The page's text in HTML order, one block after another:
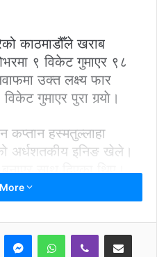
काठमाडौँले खराब
९ विकेट गुमाएर ९८
उक्त लक्ष्य फार
गुमाएर पुरा गर्‍याे।
कप्तान हस्मतुल्लाहा
अर्धशतकीय इनिङ खेले।
साथ दिएका थिए।
काठमाडौँले निर्धारित
रन मात्र बनाउँदा
४५ रन बनाउनु
MessengerWhatsAppViber Share via Email